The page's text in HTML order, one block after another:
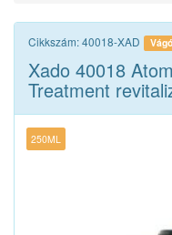
Alkatrészek
Cikkszám: 40018-XAD
Xado 40018
Treatment
250ML